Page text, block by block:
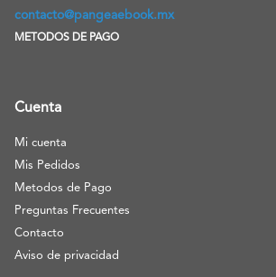
contacto@pangeaebook.mx
METODOS DE PAGO
Cuenta
Mi cuenta
Mis Pedidos
Metodos de Pago
Preguntas Frecuentes
Contacto
Aviso de privacidad